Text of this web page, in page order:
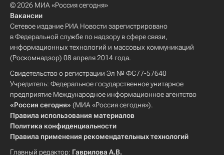
© 2026 МИА «Россия сегодня»
Вакансии
Сетевое издание РИА Новости зарегистрировано
в Федеральной службе по надзору в сфере связи,
информационных технологий и массовых коммуникаций
(Роскомнадзор) 08 апреля 2014 года.
Свидетельство о регистрации Эл № ФС77-57640
Учредитель: Федеральное государственное унитарное
предприятие Международное информационное агентство
«Россия сегодня» (МИА «Россия сегодня»).
Правила использования материалов
Политика конфиденциальности
Правила применения рекомендательных технологий
Главный редактор: Гаврилова А.В.